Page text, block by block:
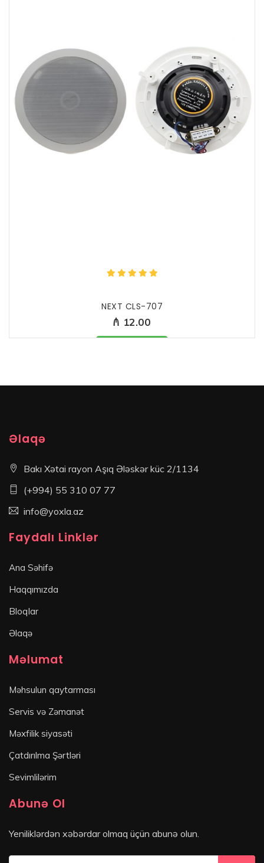
NEXT CLS-707
₼ 12.00
Məhsul mövcüddur
Əlaqə
Bakı Xətai rayon Aşıq Ələskər küc 2/1134
(+994) 55 310 07 77
info@yoxla.az
Faydalı Linklər
Ana Səhifə
Haqqımızda
Bloqlar
Əlaqə
Məlumat
Məhsulun qaytarması
Servis və Zəmanət
Məxfilik siyasəti
Çatdırılma Şərtləri
Sevimlilərim
Abunə Ol
Yeniliklərdən xəbərdar olmaq üçün abunə olun.